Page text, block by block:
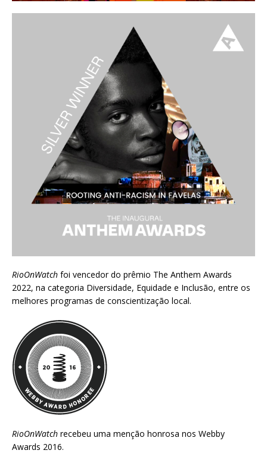
RioOnWatch foi vencedor do prêmio The Anthem Awards
2022, na categoria Diversidade, Equidade e Inclusão, entre os
melhores programas de conscientização local.
RioOnWatch recebeu uma menção honrosa nos Webby
Awards 2016.